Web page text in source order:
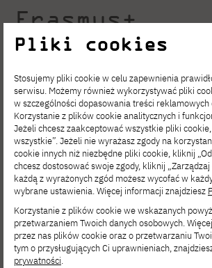
Erasmus+
metod edukacji AI oraz
wspierających walkę z
Numer projektu:2023-2-
HED-000180856
Lider konsorcjum:
spółka z ograniczoną
Partnerzy projektu:
Uniwersytet Wielkotyrnowski
Pliki cookies
Stosujemy pliki cookie w celu zapewnienia
serwisu. Możemy również wykorzystywać pliki
w szczególności dopasowania treści
Korzystanie z plików cookie analitycznych i
Jeżeli chcesz zaakceptować wszystkie pliki
wszystkie”. Jeżeli nie wyrażasz zgody na
cookie innych niż niezbędne pliki cookie, kliknij
chcesz dostosować swoje zgody, kliknij
każdą z wyrażonych zgód możesz wycofać w
wybrane ustawienia. Więcej informacji znajdziesz
Korzystanie z plików cookie we wskazanych
przetwarzaniem Twoich danych osobowych.
przez nas plików cookie oraz o przetwarzaniu
tym o przysługujących Ci uprawnieniach,
prywatności.